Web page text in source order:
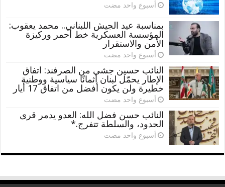
‏أسبوع واحد مضت
بمناسبة عيد الجيش اللبناني.. محمد يعقوب:
المؤسسة العسكرية خط أحمر وركيزة
الأمن والاستقرار
‏أسبوع واحد مضت
النائب حسين جشي من الصرفند: اتفاق
الإطار يحمّل لبنان أثمانًا سياسية ووطنية
خطيرة ولن يكون أفضل من اتفاق 17 أيار
‏أسبوع واحد مضت
النائب حسن فضل الله: العدو يدمر قرى
الحدود، والسلطة تتفرج.*
‏أسبوع واحد مضت